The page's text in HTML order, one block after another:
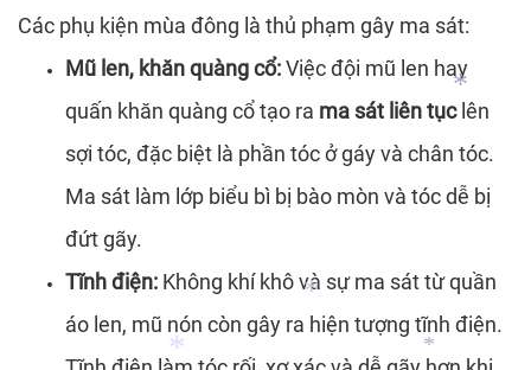
*
*
*
*
Các phụ kiện mùa đông là thủ phạm gây ma sát:
Mũ len, khăn quàng cổ:Việc đội mũ len hay
quấn khăn quàng cổ tạo ra ma sát liên tụclên
sợi tóc, đặc biệt là phần tóc ở gáy và chân tóc.
Ma sát làm lớp biểu bì bị bào mòn và tóc dễ bị
đứt gãy.
Tĩnh điện: Không khí khô và sự ma sát từ quần
áo len, mũ nón còn gây ra hiện tượng tĩnh điện.